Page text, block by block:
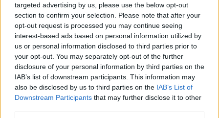
targeted advertising by us, please use the below opt-out
section to confirm your selection. Please note that after your
opt-out request is processed you may continue seeing
interest-based ads based on personal information utilized by
us or personal information disclosed to third parties prior to
your opt-out. You may separately opt-out of the further
disclosure of your personal information by third parties on the
IAB’s list of downstream participants. This information may
also be disclosed by us to third parties on the IAB’s List of
Downstream Participants that may further disclose it to other
Egy pillanat...
tisztatészta•2015. május 28.
A tengerparton ült egy eldugott, csendes
partszakaszon. Emberi zaj nem hallatszott, csak a
természet zenélt neki. A hang és a fény körülölelte
lényét. A nap sugarait fújta a szél, s felkapva a
vízcseppeket összeölelkeztek. Megérintették a lány
arcát. Egyszerre érezte bőrén a…